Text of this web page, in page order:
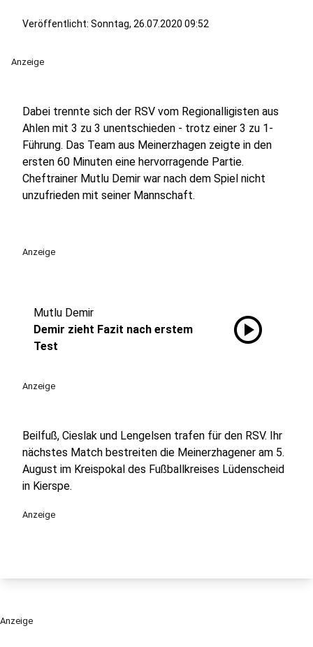
Veröffentlicht: Sonntag, 26.07.2020 09:52
Anzeige
Dabei trennte sich der RSV vom Regionalligisten aus
Ahlen mit 3 zu 3 unentschieden - trotz einer 3 zu 1-
Führung. Das Team aus Meinerzhagen zeigte in den
ersten 60 Minuten eine hervorragende Partie.
Cheftrainer Mutlu Demir war nach dem Spiel nicht
unzufrieden mit seiner Mannschaft.
Anzeige
Mutlu Demir
Demir zieht Fazit nach erstem
Test
play_circle
Anzeige
Beilfuß, Cieslak und Lengelsen trafen für den RSV. Ihr
nächstes Match bestreiten die Meinerzhagener am 5.
August im Kreispokal des Fußballkreises Lüdenscheid
in Kierspe.
Anzeige
Anzeige